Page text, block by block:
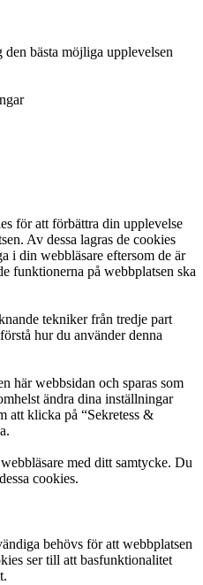
bästa möjliga upplevelsen
för att förbättra din upplevelse
Av dessa lagras de cookies
i din webbläsare eftersom de är
funktionerna på webbplatsen ska
tekniker från tredje part
hur du använder denna
här webbsidan och sparas som
ändra dina inställningar
att klicka på “Sekretess &
med ditt samtycke. Du
cookies.
behövs för att webbplatsen
ser till att basfunktionalitet